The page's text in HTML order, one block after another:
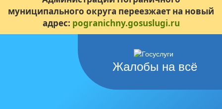
муниципального округа переезжает на новый
адрес: pogranichny.gosuslugi.ru
Жалобы на всё